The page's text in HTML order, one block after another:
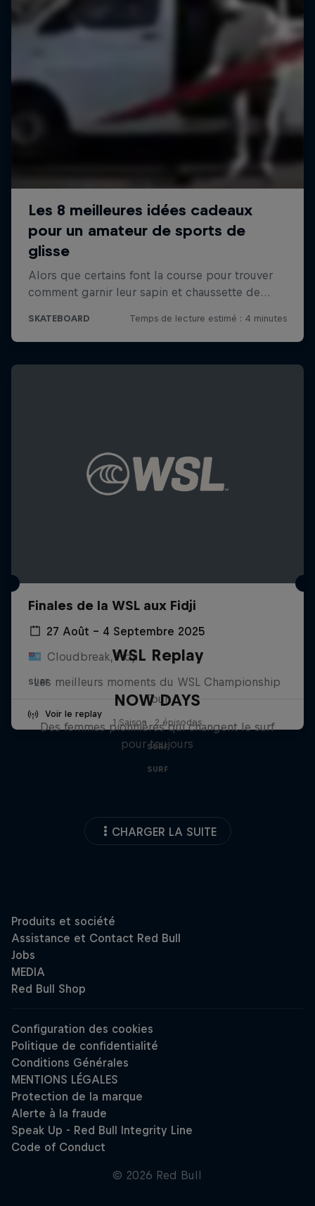
Finales de la WSL aux Fidji
27 Août – 4 Septembre 2025
Cloudbreak, Fidji
SURF
Voir le replay
WSL Replay
Les meilleurs moments du WSL Championship
Tour
1 Saison · 2 épisodes
SURF
NOW DAYS
Des femmes pionnières qui changent le surf
pour toujours
SURF
CHARGER LA SUITE